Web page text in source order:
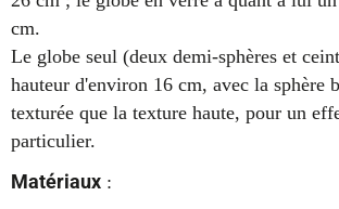
cm.
Le globe seul (deux demi-sphères et
hauteur d'environ 16 cm, avec la sphère
texturée que la texture haute, pour un
particulier.
Matériaux :